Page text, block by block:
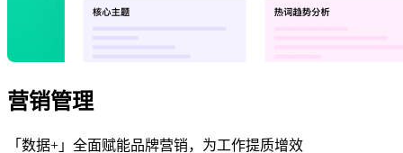
营销管理
「数据+」全面赋能品牌营销，为工作提质增效